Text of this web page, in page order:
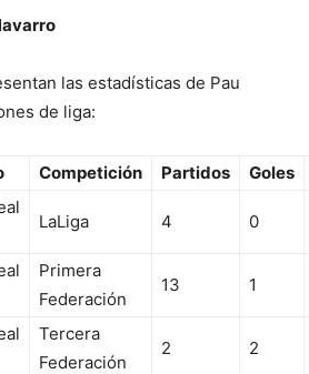
las estadísticas de Pau
de liga:
Competición Partidos Goles
LaLiga 4 0
Primera
Federación
13 1
Tercera
Federación
2 2